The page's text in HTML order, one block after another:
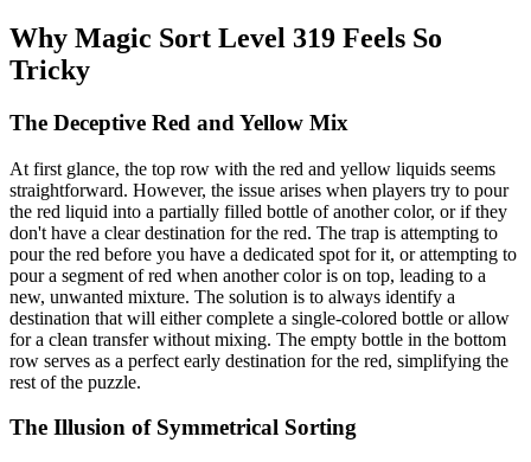
Why Magic Sort Level 319 Feels So
Tricky
The Deceptive Red and Yellow Mix
At first glance, the top row with the red and yellow liquids seems
straightforward. However, the issue arises when players try to pour
the red liquid into a partially filled bottle of another color, or if they
don't have a clear destination for the red. The trap is attempting to
pour the red before you have a dedicated spot for it, or attempting to
pour a segment of red when another color is on top, leading to a
new, unwanted mixture. The solution is to always identify a
destination that will either complete a single-colored bottle or allow
for a clean transfer without mixing. The empty bottle in the bottom
row serves as a perfect early destination for the red, simplifying the
rest of the puzzle.
The Illusion of Symmetrical Sorting